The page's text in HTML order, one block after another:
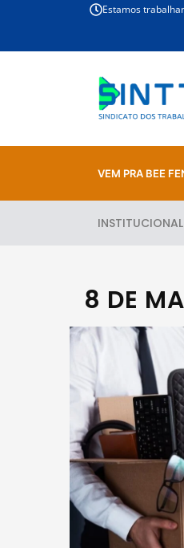
Estamos
VEM PRA BEE
INSTITUCIONAL
8 DE